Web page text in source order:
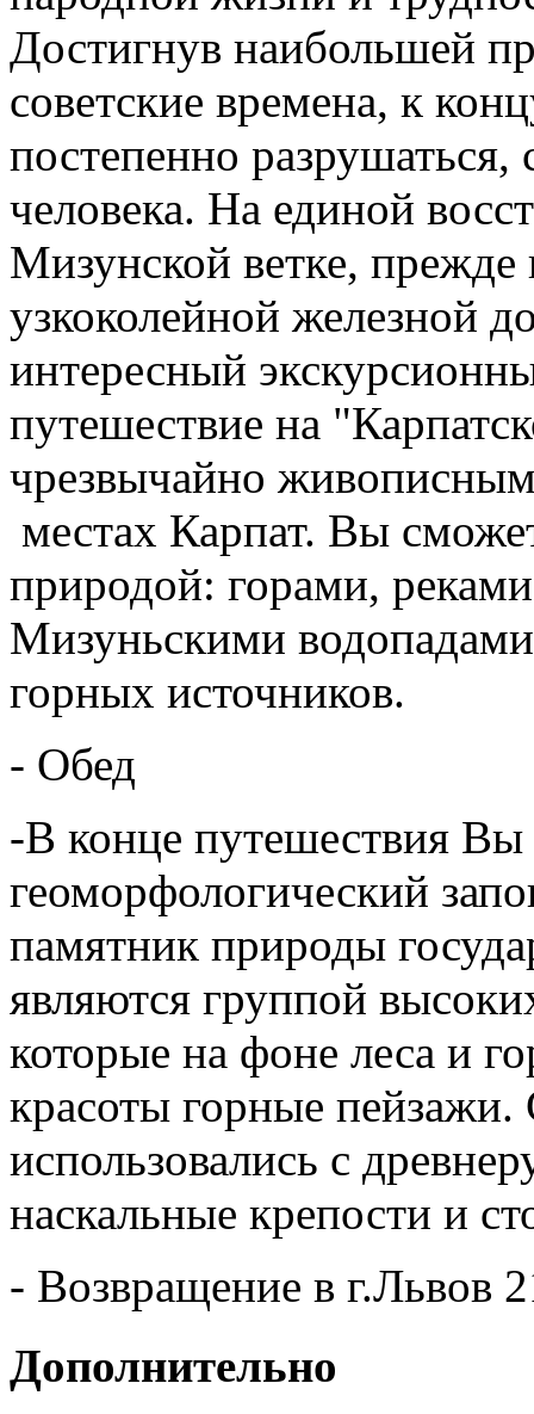
Достигнув наибольшей
советские времена, к
постепенно
человека. На единой
Мизунской ветке,
узкоколейной железной
интересный
путешествие на
чрезвычайно
местах Карпат. Вы
природой: горами,
Мизуньскими
горных источников.
- Обед
-В конце путешествия Вы
геоморфологический
памятник природы
являются группой
которые на фоне леса и
красоты горные пейзажи.
использовались с
наскальные крепости и
- Возвращение в г.Львов
Дополнительно